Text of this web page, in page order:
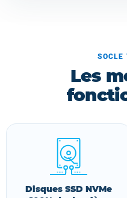
SOCLE
Les
Disques SSD NVMe